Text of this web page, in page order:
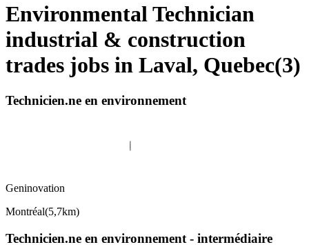
Environmental Technician
industrial & construction
trades jobs in Laval, Quebec(3)
Technicien.ne en environnement
Geninovation
Montréal(5,7km)
Technicien.ne en environnement - intermédiaire